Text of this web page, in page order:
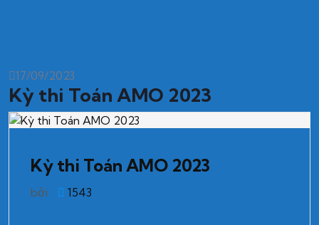
17/09/2023
Kỳ thi Toán AMO 2023
Kỳ thi Toán AMO 2023
bởi 1543